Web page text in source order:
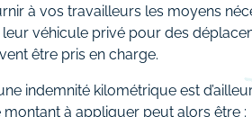
à vos travailleurs les moyens
véhicule privé pour des
être pris en charge.
indemnité kilométrique est
à appliquer peut alors être :